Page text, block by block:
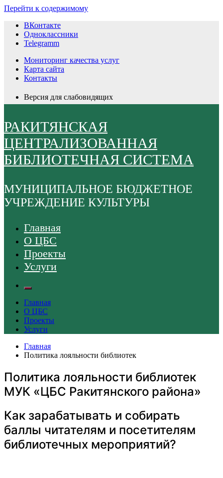
Перейти к содержимому
ВКонтакте
Одноклассники
Telegramm
Мониторинг качества услуг
Карта сайта
Контакты
Версия для слабовидящих
РАКИТЯНСКАЯ
ЦЕНТРАЛИЗОВАННАЯ
БИБЛИОТЕЧНАЯ СИСТЕМА
МУНИЦИПАЛЬНОЕ БЮДЖЕТНОЕ
УЧРЕЖДЕНИЕ КУЛЬТУРЫ
Главная
О ЦБС
Проекты
Услуги
Главная
О ЦБС
Проекты
Услуги
Главная
Политика лояльности библиотек
Политика лояльности библиотек
МУК «ЦБС Ракитянского района»
Как зарабатывать и собирать
баллы читателям и посетителям
библиотечных мероприятий?